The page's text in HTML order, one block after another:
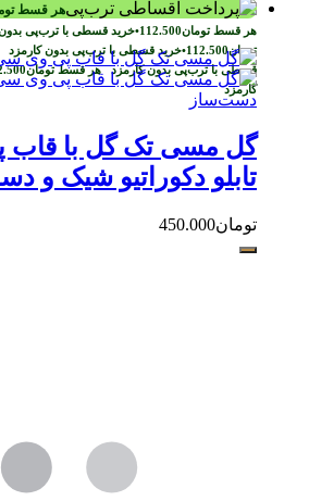
هر قسط
هر قسطتومان112.500
•خرید قسطی با ترب‌پی
تومان112.500
•خرید قسطی با ترب‌پی بدون کارمزد
قسطی با ترب‌پی بدون کارمزدهر قسطتومان
کارمزد
گل مسی تک گل با
تابلو دکوراتیو شیک و
تومان450.000